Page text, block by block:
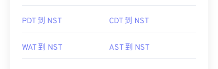
PDT 到 NST CDT 到 NST
WAT 到 NST AST 到 NST